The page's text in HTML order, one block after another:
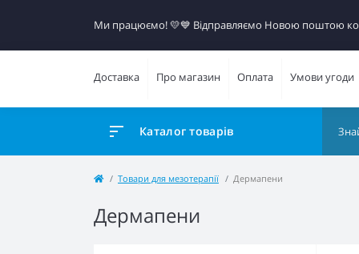
Ми працюємо! 💛​💙 Відправляємо Новою поштою
Доставка Про магазин Оплата Умови угоди
Каталог товарів
Товари для мезотерапії Дермапени
Дермапени